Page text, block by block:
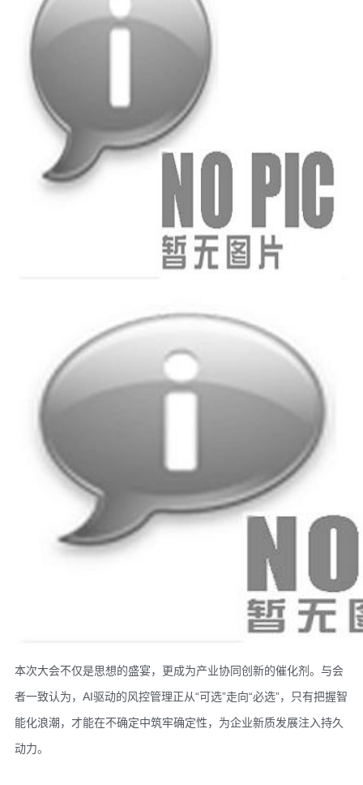
本次大会不仅是思想的盛宴，更成为产业协同创新的催化剂。与会
者一致认为，AI驱动的风控管理正从“可选”走向“必选”，只有把握智
能化浪潮，才能在不确定中筑牢确定性，为企业新质发展注入持久
动力。